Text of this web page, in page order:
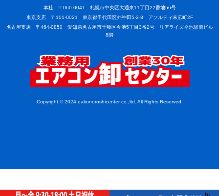
本社 〒060-0041 札幌市中央区大通東11丁目22番地56号
東京支店 〒101-0021 東京都千代田区外神田5-2-3 アソルティ末広町2F
名古屋支店 〒464-0850 愛知県名古屋市千種区今池5丁目3番2号 リアライズ今池駅前ビル
8階
Copyright © 2024 eakonoroshicenter co.,ltd. All Rights Reserved.